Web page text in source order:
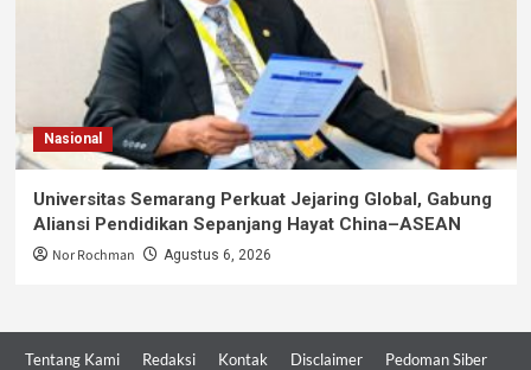
Nasional
Universitas Semarang Perkuat Jejaring Global, Gabung
Aliansi Pendidikan Sepanjang Hayat China–ASEAN
Nor Rochman Agustus 6, 2026
Tentang Kami Redaksi Kontak Disclaimer
Pedoman Siber